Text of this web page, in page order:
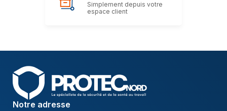
Simplement depuis votre
espace client
Notre adresse